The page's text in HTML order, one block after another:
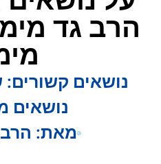
הרב גד
נושאים קשורים:
נושאים
מאת:הרב